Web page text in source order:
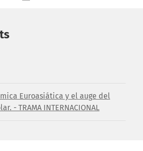
Euroasiática y el auge del
- TRAMA INTERNACIONAL